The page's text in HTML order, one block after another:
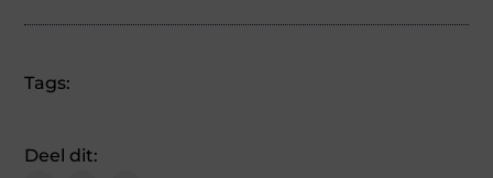
Tags:
Deel dit: